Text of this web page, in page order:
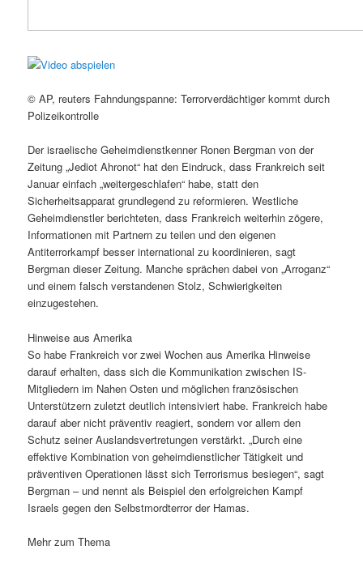
© AP, reuters Fahndungspanne: Terrorverdächtiger kommt durch
Polizeikontrolle
Der israelische Geheimdienstkenner Ronen Bergman von der
Zeitung „Jediot Ahronot“ hat den Eindruck, dass Frankreich seit
Januar einfach „weitergeschlafen“ habe, statt den
Sicherheitsapparat grundlegend zu reformieren. Westliche
Geheimdienstler berichteten, dass Frankreich weiterhin zögere,
Informationen mit Partnern zu teilen und den eigenen
Antiterrorkampf besser international zu koordinieren, sagt
Bergman dieser Zeitung. Manche sprächen dabei von „Arroganz“
und einem falsch verstandenen Stolz, Schwierigkeiten
einzugestehen.
Hinweise aus Amerika
So habe Frankreich vor zwei Wochen aus Amerika Hinweise
darauf erhalten, dass sich die Kommunikation zwischen IS-
Mitgliedern im Nahen Osten und möglichen französischen
Unterstützern zuletzt deutlich intensiviert habe. Frankreich habe
darauf aber nicht präventiv reagiert, sondern vor allem den
Schutz seiner Auslandsvertretungen verstärkt. „Durch eine
effektive Kombination von geheimdienstlicher Tätigkeit und
präventiven Operationen lässt sich Terrorismus besiegen“, sagt
Bergman – und nennt als Beispiel den erfolgreichen Kampf
Israels gegen den Selbstmordterror der Hamas.
Mehr zum Thema